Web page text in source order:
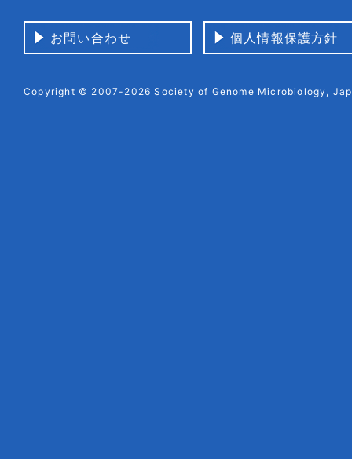
お問い合わせ 個人情報保護方針
Copyright © 2007-2026 Society of Genome Microbiology,